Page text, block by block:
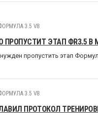
3.5 V8
ПРОПУСТИТ ЭТАП ФR3.5 В
пропустить этап
3.5 V8
ПРОТОКОЛ